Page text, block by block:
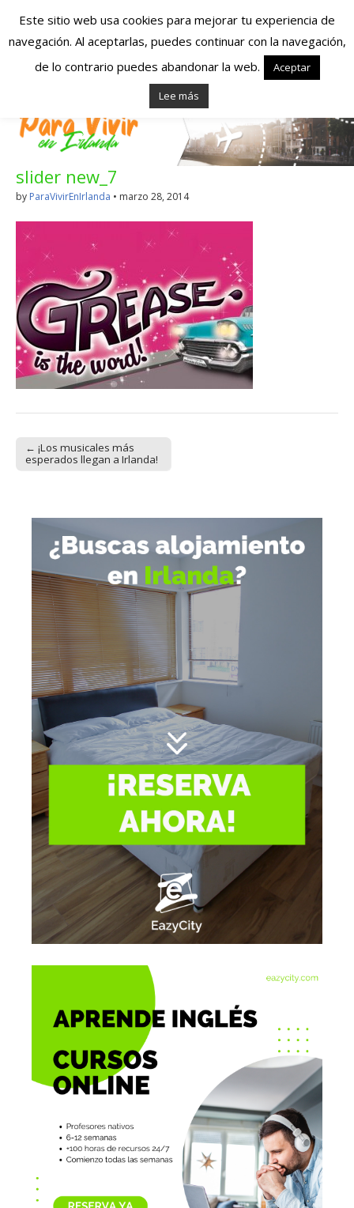
Españoles en
Irlanda – Vivir en
Irlanda – Trabajo
en Irlanda –
Alojamiento en
Irlanda
Blog dedicado a los que viven, estudian y trabajan en
Irlanda!
slider new_7
by ParaVivirEnIrlanda • marzo 28, 2014
Post navigation
← ¡Los musicales más
esperados llegan a Irlanda!
Este sitio web usa cookies para mejorar tu experiencia de
navegación. Al aceptarlas, puedes continuar con la navegación,
de lo contrario puedes abandonar la web.
Aceptar
Lee más